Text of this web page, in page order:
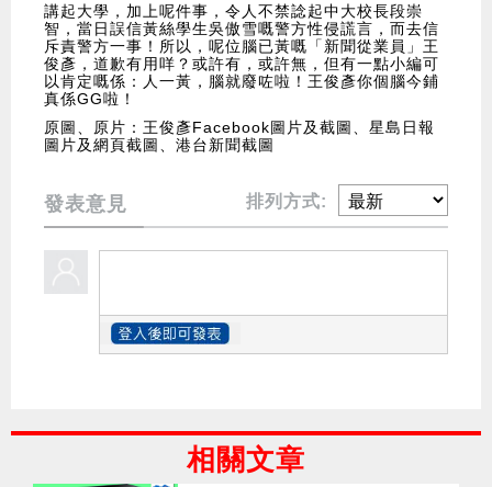
講起大學，加上呢件事，令人不禁諗起中大校長段崇
智，當日誤信黃絲學生吳傲雪嘅警方性侵謊言，而去信
斥責警方一事！所以，呢位腦已黃嘅「新聞從業員」王
俊彥，道歉有用咩？或許有，或許無，但有一點小編可
以肯定嘅係：人一黃，腦就廢咗啦！王俊彥你個腦今鋪
真係GG啦！
原圖、原片：王俊彥Facebook圖片及截圖、星島日報
圖片及網頁截圖、港台新聞截圖
發表意見 排列方式:
相關文章